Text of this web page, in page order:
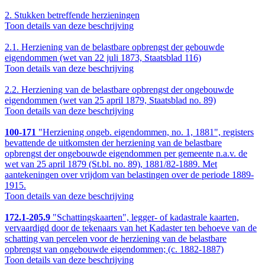
2. Stukken betreffende herzieningen
Toon details van deze beschrijving
2.1. Herziening van de belastbare opbrengst der gebouwde
eigendommen (wet van 22 juli 1873, Staatsblad 116)
Toon details van deze beschrijving
2.2. Herziening van de belastbare opbrengst der ongebouwde
eigendommen (wet van 25 april 1879, Staatsblad no. 89)
Toon details van deze beschrijving
100-171 "Herziening ongeb. eigendommen, no. 1, 1881", registers
bevattende de uitkomsten der herziening van de belastbare
opbrengst der ongebouwde eigendommen per gemeente n.a.v. de
wet van 25 april 1879 (St.bl. no. 89), 1881/82-1889. Met
aantekeningen over vrijdom van belastingen over de periode 1889-
1915.
Toon details van deze beschrijving
172.1-205.9 "Schattingskaarten", legger- of kadastrale kaarten,
vervaardigd door de tekenaars van het Kadaster ten behoeve van de
schatting van percelen voor de herziening van de belastbare
opbrengst van ongebouwde eigendommen; (c. 1882-1887)
Toon details van deze beschrijving